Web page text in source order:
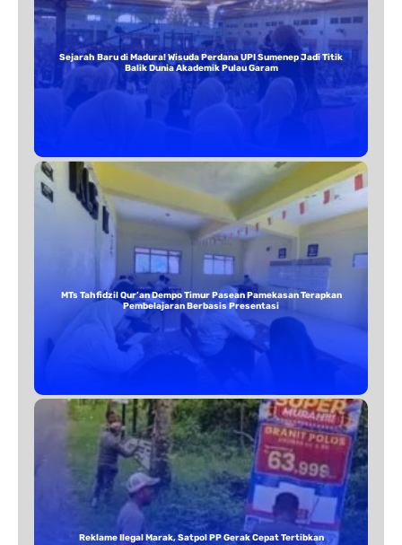
Sejarah Baru di Madura! Wisuda Perdana UPI Sumenep Jadi Titik
Balik Dunia Akademik Pulau Garam
MTs Tahfidzil Qur’an Dempo Timur Pasean Pamekasan Terapkan
Pembelajaran Berbasis Presentasi
Reklame Ilegal Marak, Satpol PP Gerak Cepat Tertibkan